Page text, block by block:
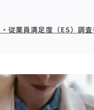
従業員満足度（ES）調